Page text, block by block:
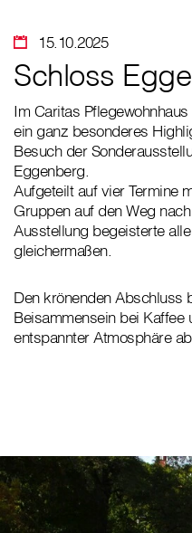
15.10.2025
Schloss
Im Caritas
ein ganz besonderes
Besuch der
Eggenberg.
Aufgeteilt auf vier Termine
Gruppen auf den Weg
Ausstellung begeisterte
gleichermaßen.
Den krönenden Abschluss
Beisammensein bei
entspannter Atmosphäre